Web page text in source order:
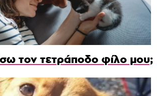
τον τετράποδο φίλο μου;